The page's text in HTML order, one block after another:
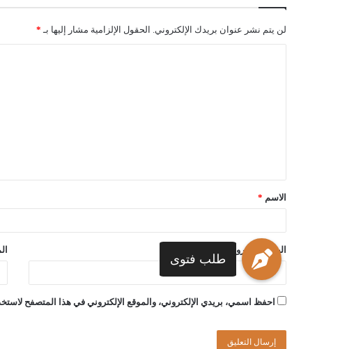
طلب فتوى
لن يتم نشر عنوان بريدك الإلكتروني. الحقول الإلزامية مشار إليها بـ *
الاسم *
البريد الإلكتروني
احفظ اسمي، بريدي الإلكتروني، والموقع الإلكتروني في هذا المتصفح